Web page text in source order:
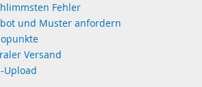
Fehler
und Muster anfordern
Versand
Upload